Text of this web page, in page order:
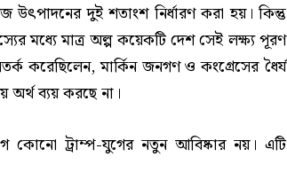
উৎপাদনের দুই শতাংশ নির্ধারণ করা হয়। কিন্তু
মধ্যে মাত্র অল্প কয়েকটি দেশ সেই লক্ষ্য পূরণ
করেছিলেন, মার্কিন জনগণ ও কংগ্রেসের ধৈর্য
অর্থ ব্যয় করছে না।
কোনো ট্রাম্প-যুগের নতুন আবিষ্কার নয়। এটি